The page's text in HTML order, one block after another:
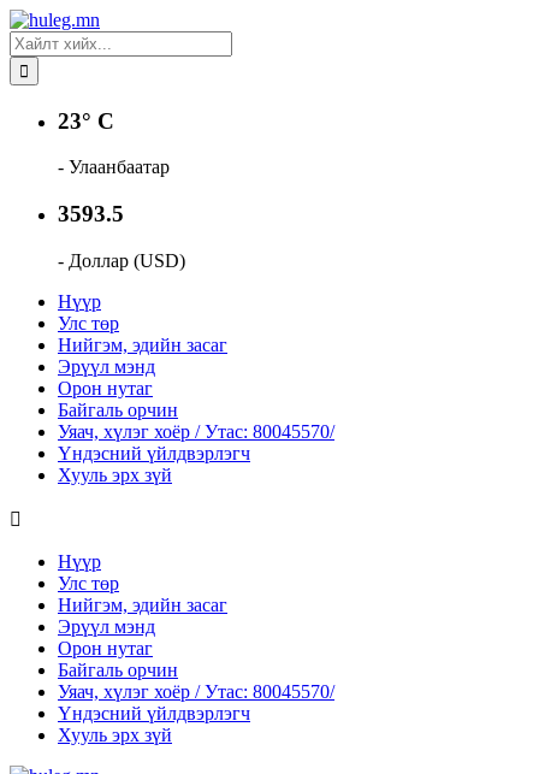
23° C
- Улаанбаатар
3593.5
- Доллар (USD)
Нүүр
Улс төр
Нийгэм, эдийн засаг
Эрүүл мэнд
Орон нутаг
Байгаль орчин
Уяач, хүлэг хоёр / Утас: 80045570/
Үндэсний үйлдвэрлэгч
Хууль эрх зүй
Нүүр
Улс төр
Нийгэм, эдийн засаг
Эрүүл мэнд
Орон нутаг
Байгаль орчин
Уяач, хүлэг хоёр / Утас: 80045570/
Үндэсний үйлдвэрлэгч
Хууль эрх зүй